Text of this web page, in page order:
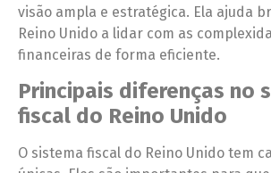
visão ampla e estratégica. Ela ajuda
Reino Unido a lidar com as
financeiras de forma eficiente.
Principais diferenças no
fiscal do Reino Unido
O sistema fiscal do Reino Unido tem